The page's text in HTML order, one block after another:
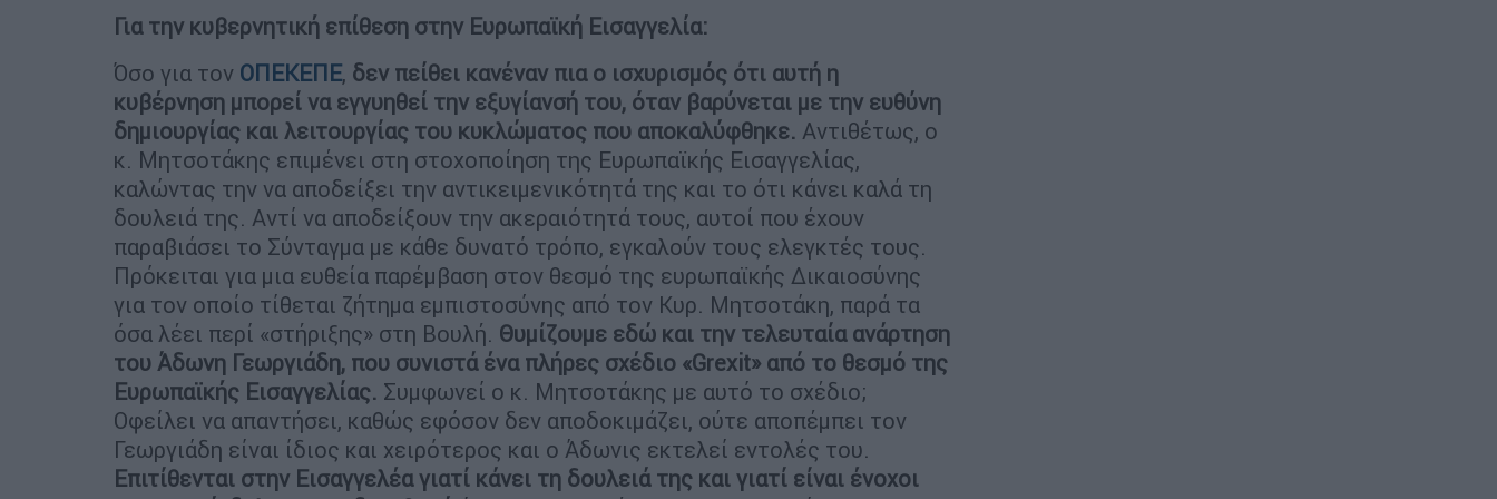
Για την κυβερνητική επίθεση στην Ευρωπαϊκή Εισαγγελία:
Όσο για τον ΟΠΕΚΕΠΕ, δεν πείθει κανέναν πια ο ισχυρισμός ότι αυτή η
κυβέρνηση μπορεί να εγγυηθεί την εξυγίανσή του, όταν βαρύνεται με την ευθύνη
δημιουργίας και λειτουργίας του κυκλώματος που αποκαλύφθηκε. Αντιθέτως, ο
κ. Μητσοτάκης επιμένει στη στοχοποίηση της Ευρωπαϊκής Εισαγγελίας,
καλώντας την να αποδείξει την αντικειμενικότητά της και το ότι κάνει καλά τη
δουλειά της. Αντί να αποδείξουν την ακεραιότητά τους, αυτοί που έχουν
παραβιάσει το Σύνταγμα με κάθε δυνατό τρόπο, εγκαλούν τους ελεγκτές τους.
Πρόκειται για μια ευθεία παρέμβαση στον θεσμό της ευρωπαϊκής Δικαιοσύνης
για τον οποίο τίθεται ζήτημα εμπιστοσύνης από τον Κυρ. Μητσοτάκη, παρά τα
όσα λέει περί «στήριξης» στη Βουλή. Θυμίζουμε εδώ και την τελευταία ανάρτηση
του Άδωνη Γεωργιάδη, που συνιστά ένα πλήρες σχέδιο «Grexit» από το θεσμό της
Ευρωπαϊκής Εισαγγελίας. Συμφωνεί ο κ. Μητσοτάκης με αυτό το σχέδιο;
Οφείλει να απαντήσει, καθώς εφόσον δεν αποδοκιμάζει, ούτε αποπέμπει τον
Γεωργιάδη είναι ίδιος και χειρότερος και ο Άδωνις εκτελεί εντολές του.
Επιτίθενται στην Εισαγγελέα γιατί κάνει τη δουλειά της και γιατί είναι ένοχοι